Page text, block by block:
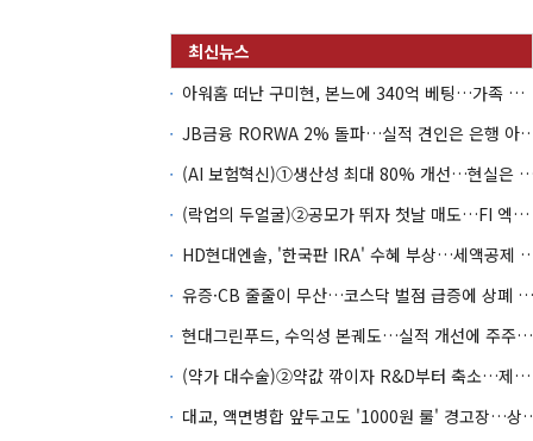
아워홈 떠난 구미현, 본느에 340억 베팅…가족 지배체제 구축
JB금융 RORWA 2% 돌파…실
(AI 보험혁신)①생산성 최대 80%
(락업의 두얼굴)②공모가 뛰자 첫날 매도…FI 엑시트 전략 갈렸다
HD현대엔솔, '한국판 IRA' 수혜
유증·CB 줄줄이 무산…코스닥 벌점 급증에 상폐 압박
현대그린푸드, 수익성 본궤도…실적 개선에 주주환원까지
(약가 대수술)②약값 깎이자 R&D부터 축소…제약업계 비상경영 돌입
대교, 액면병합 앞두고